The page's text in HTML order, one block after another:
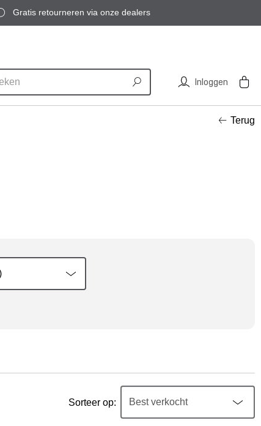
Gratis retourneren via onze dealers
Inloggen
Terug
Sorteer op: